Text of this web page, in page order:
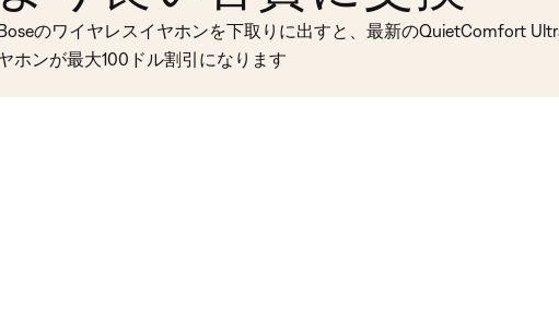
のワイヤレスイヤホンを下取りに出すと、最新のQuietComfort
ホンが最大100ドル割引になります